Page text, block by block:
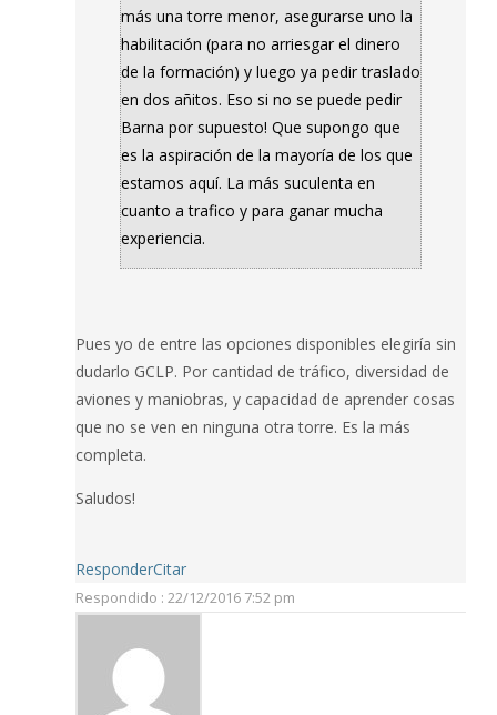
más una torre menor, asegurarse uno la
habilitación (para no arriesgar el dinero
de la formación) y luego ya pedir traslado
en dos añitos. Eso si no se puede pedir
Barna por supuesto! Que supongo que
es la aspiración de la mayoría de los que
estamos aquí. La más suculenta en
cuanto a trafico y para ganar mucha
experiencia.
Pues yo de entre las opciones disponibles elegiría sin
dudarlo GCLP. Por cantidad de tráfico, diversidad de
aviones y maniobras, y capacidad de aprender cosas
que no se ven en ninguna otra torre. Es la más
completa.
Saludos!
ResponderCitar
Respondido : 22/12/2016 7:52 pm